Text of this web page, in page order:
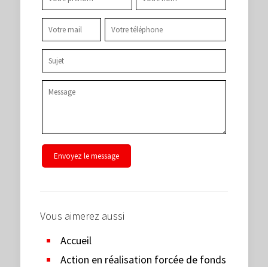
Vous aimerez aussi
Accueil
Action en réalisation forcée de fonds